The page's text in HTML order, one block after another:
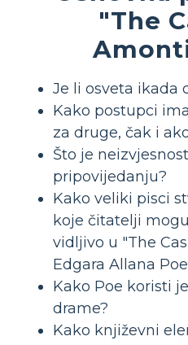
"The
Je li osveta ikada
Kako postupci
za druge, čak i
Što je
pripovijedanju?
Kako veliki pisci
koje čitatelji
vidljivo u "The
Edgara Allana
Kako Poe koristi
drame?
Kako književni